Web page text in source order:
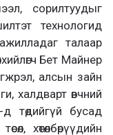
сорилтуудыг
технологид
талаар
Бет Майнер
алсын зайн
халдварт өвчний
төдийгүй бусад
хөтөлбөрүүдийн